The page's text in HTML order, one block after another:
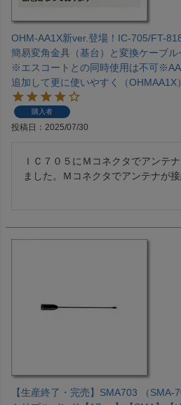
OHM-AA1X新ver.登場！IC-705/FT-
簡易変角金具（基台）と変換ケーブ
※エスコートとの同時使用は不可
追加して更に使いやすく（OHMAA1X）
購入者
投稿日 2025/07/30
ＩＣ７０５にＭコネクタでアンテ
ました。Ｍコネクタでアンテナが
【生産終了・完売】SMA703 （